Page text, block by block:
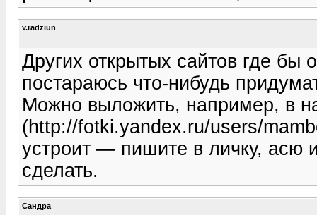
v.radziun
Других открытых сайтов где
постараюсь что-нибудь
Можно выложить, например, в
(http://fotki.yandex.ru/users/
устроит — пишите в личку, асю
сделать.
Сандра